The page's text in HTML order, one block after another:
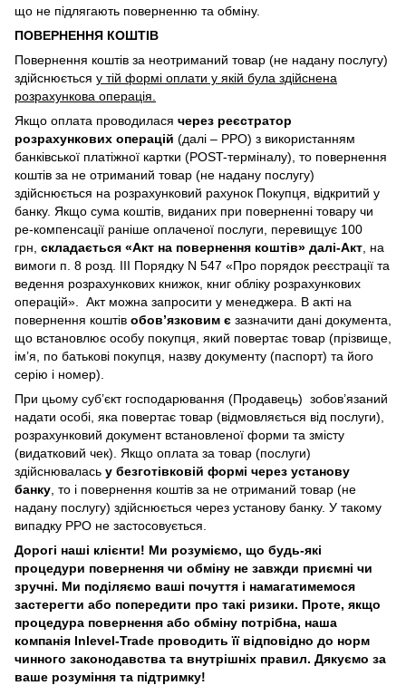
що не підлягають поверненню та обміну.
ПОВЕРНЕННЯ КОШТІВ
Повернення коштів за неотриманий товар (не надану послугу)
здійснюється у тій формі оплати у якій була здійснена
розрахункова операція.
Якщо оплата проводилася через реєстратор
розрахункових операцій (далі – РРО) з використанням
банківської платіжної картки (POST-терміналу), то повернення
коштів за не отриманий товар (не надану послугу)
здійснюється на розрахунковий рахунок Покупця, відкритий у
банку. Якщо сума коштів, виданих при поверненні товару чи
ре-компенсації раніше оплаченої послуги, перевищує 100
грн, складається «Акт на повернення коштів» далі-Акт, на
вимоги п. 8 розд. III Порядку N 547 «Про порядок реєстрації та
ведення розрахункових книжок, книг обліку розрахункових
операцій». Акт можна запросити у менеджера. В акті на
повернення коштів обов’язковим є зазначити дані документа,
що встановлює особу покупця, який повертає товар (прізвище,
ім’я, по батькові покупця, назву документу (паспорт) та його
серію і номер).
При цьому суб’єкт господарювання (Продавець) зобов’язаний
надати особі, яка повертає товар (відмовляється від послуги),
розрахунковий документ встановленої форми та змісту
(видатковий чек). Якщо оплата за товар (послуги)
здійснювалась у безготівковій формі через установу
банку, то і повернення коштів за не отриманий товар (не
надану послугу) здійснюється через установу банку. У такому
випадку РРО не застосовується.
Дорогі наші клієнти! Ми розуміємо, що будь-які
процедури повернення чи обміну не завжди приємні чи
зручні. Ми поділяємо ваші почуття і намагатимемося
застерегти або попередити про такі ризики. Проте, якщо
процедура повернення або обміну потрібна, наша
компанія Inlevel-Trade проводить її відповідно до норм
чинного законодавства та внутрішніх правил. Дякуємо за
ваше розуміння та підтримку!